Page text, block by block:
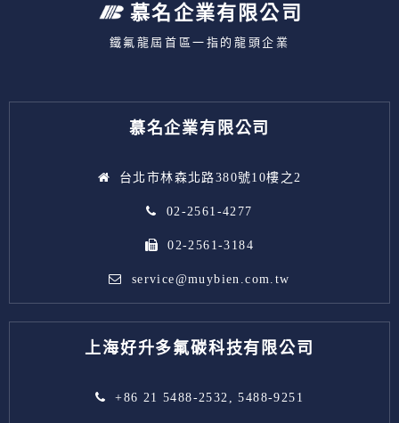
慕名企業有限公司
鐵氟龍屆首區一指的龍頭企業
慕名企業有限公司
台北市林森北路380號10樓之2
02-2561-4277
02-2561-3184
service@muybien.com.tw
上海好升多氟碳科技有限公司
+86 21 5488-2532, 5488-9251